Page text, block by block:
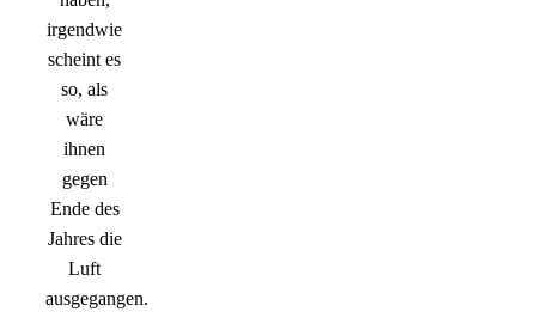
irgendwie
scheint es
so, als
wäre
ihnen
gegen
Ende des
Jahres die
Luft
ausgegangen.